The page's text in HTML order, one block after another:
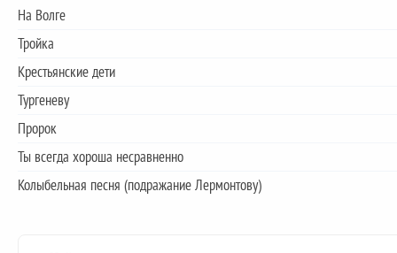
На Волге
Тройка
Крестьянские дети
Тургеневу
Пророк
Ты всегда хороша несравненно
Колыбельная песня (подражание Лермонтову)